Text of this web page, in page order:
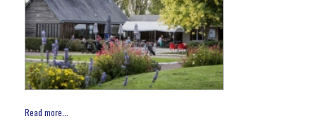
Read more...